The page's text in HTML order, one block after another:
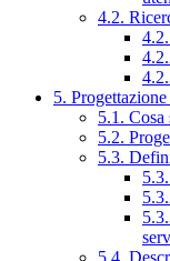
4.2.
5.
5.1.
5.2.
5.3.
5.4.